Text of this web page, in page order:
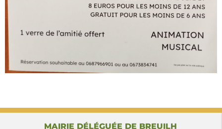
MAIRIE DÉLÉGUÉE DE BREUILH